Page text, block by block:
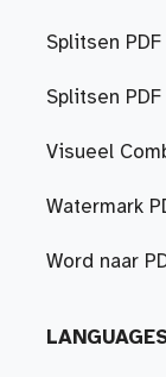
Splitsen
Splitsen
Visueel
Watermark
Word naar